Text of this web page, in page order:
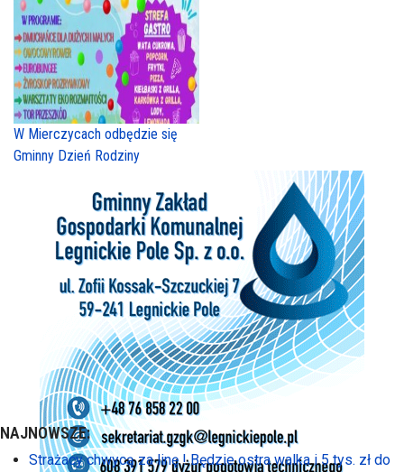
W Mierczycach odbędzie się
Gminny Dzień Rodziny
NAJNOWSZE:
Strażacy chwycą za linę ! Będzie ostra walka i 5 tys. zł do